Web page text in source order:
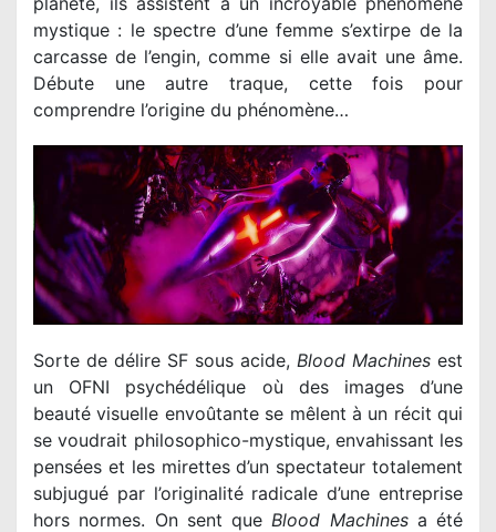
mystique : le spectre d’une femme s’extirpe de la
carcasse de l’engin, comme si elle avait une âme.
Débute une autre traque, cette fois pour
comprendre l’origine du phénomène…
Sorte de délire SF sous acide, Blood Machines est
un OFNI psychédélique où des images d’une
beauté visuelle envoûtante se mêlent à un récit qui
se voudrait philosophico-mystique, envahissant les
pensées et les mirettes d’un spectateur totalement
subjugué par l’originalité radicale d’une entreprise
hors normes. On sent que Blood Machinesa été